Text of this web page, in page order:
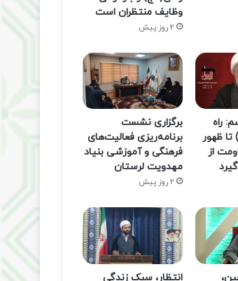
وظایف منتظران است
2 روز پیش
راه
ظهور
از
برگزاری نشست
برنامه‌ریزی فعالیت‌های
فرهنگی و آموزشی بنیاد
مهدویت لرستان
2 روز پیش
انتظار، سبک زندگی